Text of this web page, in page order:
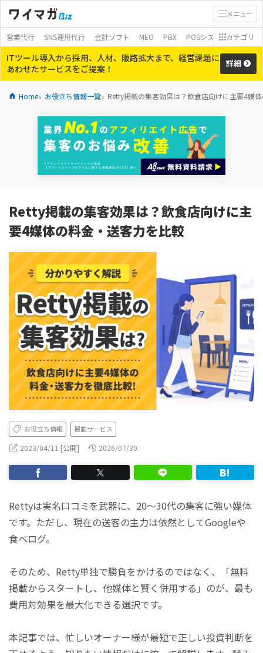
メニュー
営業代行 SNS運用代行 会計ソフト MEO PBX POSシステム モバイ
カテゴリ
ITツール導入から採用、人材、販路拡大まで、経営課題に
あわせたサービスをご提案！
詳細
Home お役立ち情報一覧 Retty掲載の集客効果は？飲食店向けに主要4媒
Retty掲載の集客効果は？飲食店向けに主
要4媒体の料金・送客力を比較
お役立ち情報 掲載サービス
2023/04/11 [公開] 2026/07/30
Rettyは実名口コミを武器に、20〜30代の集客に強い媒体
です。ただし、現在の送客の主力は依然としてGoogleや
食べログ。
そのため、Retty単独で勝負をかけるのではなく、「無料
掲載からスタートし、他媒体と賢く併用する」のが、最も
費用対効果を最大化できる選択です。
本記事では、忙しいオーナー様が最短で正しい投資判断を